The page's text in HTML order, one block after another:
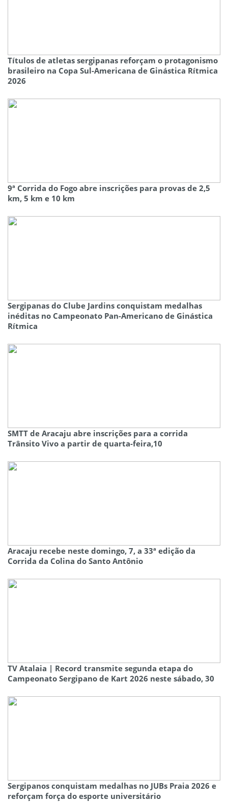
Títulos de atletas sergipanas reforçam o protagonismo
brasileiro na Copa Sul-Americana de Ginástica Rítmica
2026
9ª Corrida do Fogo abre inscrições para provas de 2,5
km, 5 km e 10 km
Sergipanas do Clube Jardins conquistam medalhas
inéditas no Campeonato Pan-Americano de Ginástica
Rítmica
SMTT de Aracaju abre inscrições para a corrida
Trânsito Vivo a partir de quarta-feira,10
Aracaju recebe neste domingo, 7, a 33ª edição da
Corrida da Colina do Santo Antônio
TV Atalaia | Record transmite segunda etapa do
Campeonato Sergipano de Kart 2026 neste sábado, 30
Sergipanos conquistam medalhas no JUBs Praia 2026 e
reforçam força do esporte universitário